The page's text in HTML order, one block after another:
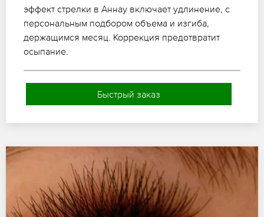
эффект стрелки в Аннау включает удлинение, с
персональным подбором объема и изгиба,
держащимся месяц. Коррекция предотвратит
осыпание.
Быстрый заказ